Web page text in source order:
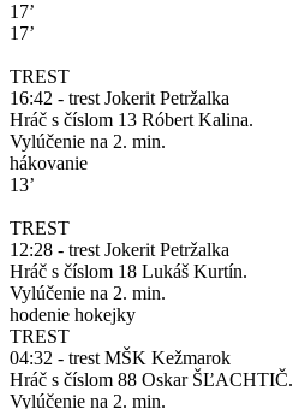
17’
17’
TREST
16:42 - trest Jokerit Petržalka
Hráč s číslom 13 Róbert Kalina.
Vylúčenie na 2. min.
hákovanie
13’
TREST
12:28 - trest Jokerit Petržalka
Hráč s číslom 18 Lukáš Kurtín.
Vylúčenie na 2. min.
hodenie hokejky
TREST
04:32 - trest MŠK Kežmarok
Hráč s číslom 88 Oskar ŠĽACHTIČ.
Vylúčenie na 2. min.